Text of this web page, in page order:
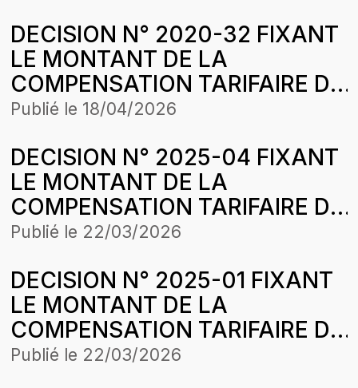
D’ENERGIE ELECTRIQUE
APPLICABLES PAR ENERGIE
RURALE AFRICAINE (ERA)
POUR LA CONCESSION
KÉDOUGOU
DECISION N° 2020-32 FIXANT
LE MONTANT DE LA
COMPENSATION TARIFAIRE DU
MOIS DE JUIN 2020 DE
LE CADRE DE
L’HARMONISATION DES
TARIFS
Publié le 18/04/2026
DECISION N° 2025-04 FIXANT
LE MONTANT DE LA
COMPENSATION TARIFAIRE DU
MOIS DE DECEMBRE 2024 DE
CONCESSION LOUGA-
LINGUEREKEBEMER DANS LE
CADRE DE L’HARMONISATION
DES TARIFS
Publié le 22/03/2026
DECISION N° 2025-01 FIXANT
LE MONTANT DE LA
COMPENSATION TARIFAIRE DU
MOIS DE NOVEMBRE 2024 DE
Publié le 22/03/2026